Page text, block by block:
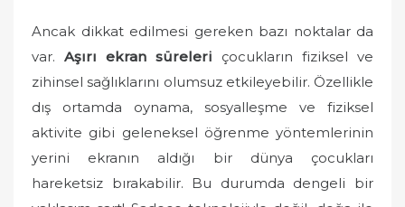
Ancak dikkat edilmesi gereken bazı noktalar da
var. Aşırı ekran süreleri çocukların fiziksel ve
zihinsel sağlıklarını olumsuz etkileyebilir. Özellikle
dış ortamda oynama, sosyalleşme ve fiziksel
aktivite gibi geleneksel öğrenme yöntemlerinin
yerini ekranın aldığı bir dünya çocukları
hareketsiz bırakabilir. Bu durumda dengeli bir